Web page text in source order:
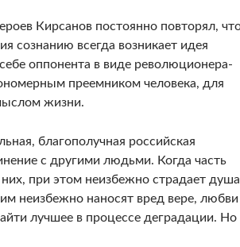
Кирсанов постоянно повторял,
сознанию всегда возникает идея
оппонента в виде революционера-
преемником человека, для
жизни.
благополучная российская
с другими людьми. Когда часть
при этом неизбежно страдает
неизбежно наносят вред вере, люб­ви
лучшее в процессе деградации. Но